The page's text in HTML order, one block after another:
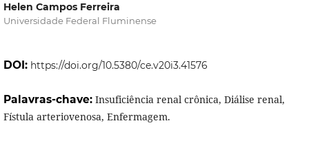
Helen Campos Ferreira
Universidade Federal Fluminense
DOI: https://doi.org/10.5380/ce.v20i3.41576
Palavras-chave: Insuficiência renal crônica, Diálise renal,
Fístula arteriovenosa, Enfermagem.